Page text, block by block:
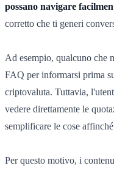
possano navigare
corretto che ti generi
Ad esempio, qualcuno che
FAQ per informarsi prima
criptovaluta. Tuttavia,
vedere direttamente le
semplificare le cose affinché
Per questo motivo, i